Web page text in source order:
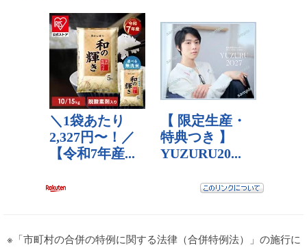
※「市町村の合併の特例に関する法律（合併特例法）」の施行に